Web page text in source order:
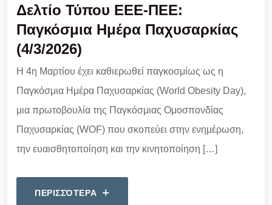
Δελτίο Τύπου ΕΕΕ-ΠΕΕ:
Παγκόσμια Ημέρα Παχυσαρκίας
(4/3/2026)
Η 4η Μαρτίου έχει καθιερωθεί παγκοσμίως ως η
Παγκόσμια Ημέρα Παχυσαρκίας (World Obesity Day),
μια πρωτοβουλία της Παγκόσμιας Ομοσπονδίας
Παχυσαρκίας (WOF) που σκοπεύει στην ενημέρωση,
την ευαισθητοποίηση και την κινητοποίηση […]
ΠΕΡΙΣΣΌΤΕΡΑ